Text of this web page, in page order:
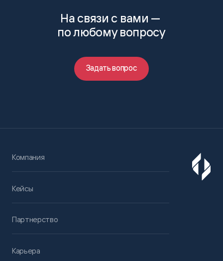
На связи с вами —
по любому вопросу
Задать вопрос
Компания
Кейсы
Партнерство
Карьера